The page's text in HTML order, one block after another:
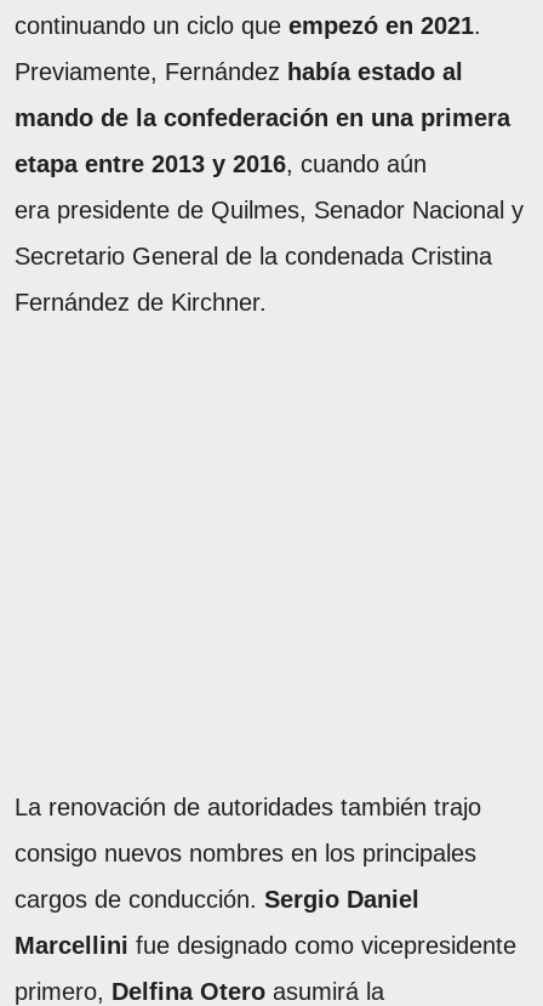
continuando un ciclo que empezó en 2021.
Previamente, Fernández había estado al
mando de la confederación en una primera
etapa entre 2013 y 2016, cuando aún
era presidente de Quilmes, Senador Nacional y
Secretario General de la condenada Cristina
Fernández de Kirchner.
La renovación de autoridades también trajo
consigo nuevos nombres en los principales
cargos de conducción. Sergio Daniel
Marcellini fue designado como vicepresidente
primero, Delfina Otero asumirá la